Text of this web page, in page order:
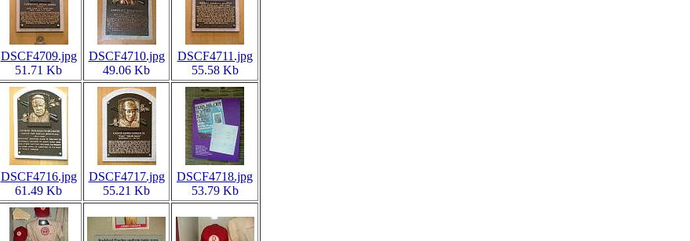
DSCF4709.jpg
51.71 Kb
DSCF4710.jpg
49.06 Kb
DSCF4711.jpg
55.58 Kb
DSCF4716.jpg
61.49 Kb
DSCF4717.jpg
55.21 Kb
DSCF4718.jpg
53.79 Kb